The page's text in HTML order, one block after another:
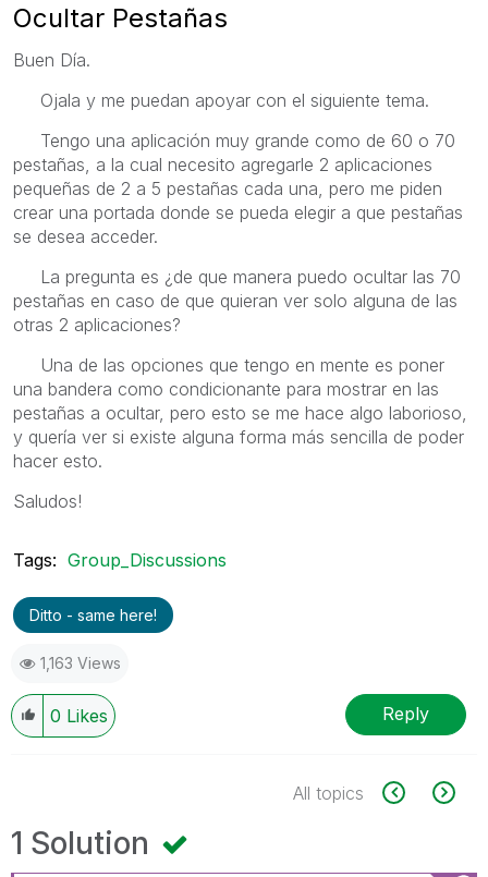
Ocultar Pestañas
Buen Día.
Ojala y me puedan apoyar con el siguiente tema.
Tengo una aplicación muy grande como de 60 o 70
pestañas, a la cual necesito agregarle 2 aplicaciones
pequeñas de 2 a 5 pestañas cada una, pero me piden
crear una portada donde se pueda elegir a que pestañas
se desea acceder.
La pregunta es ¿de que manera puedo ocultar las 70
pestañas en caso de que quieran ver solo alguna de las
otras 2 aplicaciones?
Una de las opciones que tengo en mente es poner
una bandera como condicionante para mostrar en las
pestañas a ocultar, pero esto se me hace algo laborioso,
y quería ver si existe alguna forma más sencilla de poder
hacer esto.
Saludos!
Tags: Group_Discussions
Ditto - same here!
1,163 Views
0 Likes Reply
All topics
1 Solution